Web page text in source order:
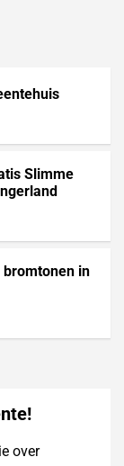
Slimme
bromtonen in
over